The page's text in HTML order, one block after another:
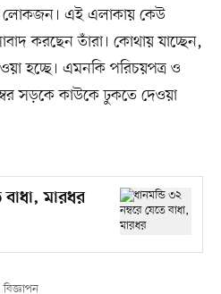
লোকজন। এই এলাকায় কেউ
করছেন তাঁরা। কোথায় যাচ্ছেন,
হচ্ছে। এমনকি পরিচয়পত্র ও
সড়কে কাউকে ঢুকতে দেওয়া
বাধা, মারধর